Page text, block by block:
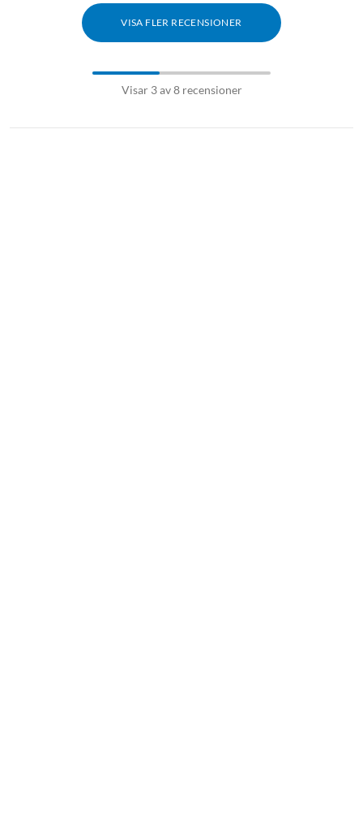
Specifikationer
Aktiv brusreducering (ANC): Adaptiv ANC
Samtal: 3 mikrofoner med AI
Multipoint-anslutning: Ja
VISA FLER RECENSIONER
Visar 3 av 8 recensioner